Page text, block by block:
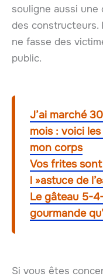
souligne aussi une
des constructeurs.
ne fasse des
public.
J’ai marché
mois : voici
mon corps
Vos frites
l »astuce de
Le gâteau 5-
gourmande
Si vous êtes